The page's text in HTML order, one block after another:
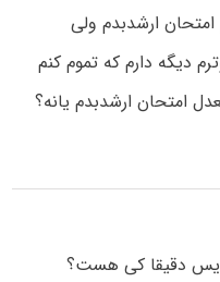
ارشدبدم ولی
دیگه دارم که تموم کنم
معدل امتحان ارشدبدم یانه؟